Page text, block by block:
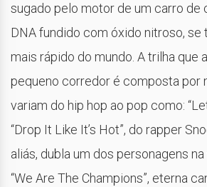
sugado pelo motor de um carro de
DNA fundido com óxido nitroso, se
mais rápido do mundo. A trilha que
pequeno corredor é composta por
variam do hip hop ao pop como:
“Drop It Like It’s Hot”, do rapper
aliás, dubla um dos personagens
“We Are The Champions”, eterna